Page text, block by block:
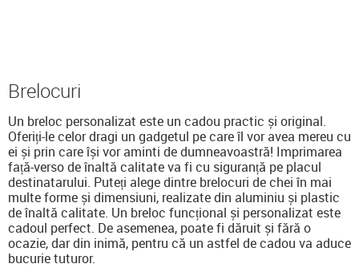
Brelocuri
Un breloc personalizat este un cadou practic și original.
Oferiți-le celor dragi un gadgetul pe care îl vor avea mereu cu
ei și prin care își vor aminti de dumneavoastră! Imprimarea
față-verso de înaltă calitate va fi cu siguranță pe placul
destinatarului. Puteți alege dintre brelocuri de chei în mai
multe forme și dimensiuni, realizate din aluminiu și plastic
de înaltă calitate. Un breloc funcțional și personalizat este
cadoul perfect. De asemenea, poate fi dăruit și fără o
ocazie, dar din inimă, pentru că un astfel de cadou va aduce
bucurie tuturor.